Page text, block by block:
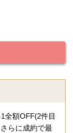
全額OFF(2件目
らに成約で最